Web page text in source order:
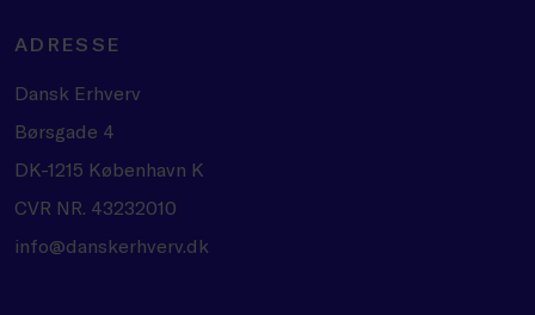
ADRESSE
Dansk Erhverv
Børsgade 4
DK-1215 København K
CVR NR. 43232010
info@danskerhverv.dk